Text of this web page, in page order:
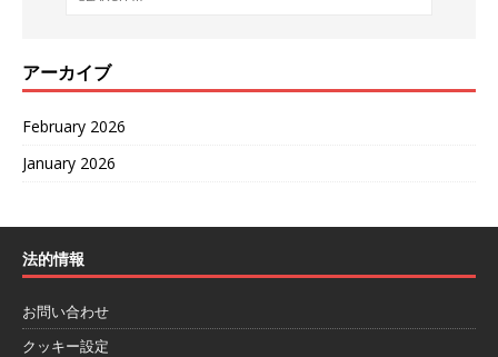
アーカイブ
February 2026
January 2026
法的情報
お問い合わせ
クッキー設定